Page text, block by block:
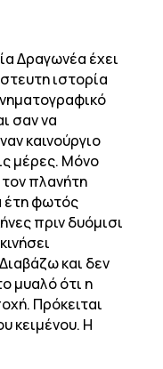
Δραγωνέα έχει
ιστορία
σαν να
καινούργιο
μέρες. Μόνο
πλανήτη
έτη φωτός
πριν δυόμισι
και δεν
μυαλό ότι η
Πρόκειται
κειμένου. Η